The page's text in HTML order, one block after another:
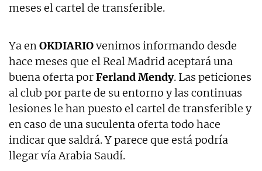
meses el cartel de transferible.
Ya enOKDIARIOvenimos informando desde
hace meses que el Real Madrid aceptará una
buena oferta porFerland Mendy. Las peticiones
al club por parte de su entorno y las continuas
lesiones le han puesto el cartel de transferible y
en caso de una suculenta oferta todo hace
indicar que saldrá. Y parece que está podría
llegar vía Arabia Saudí.